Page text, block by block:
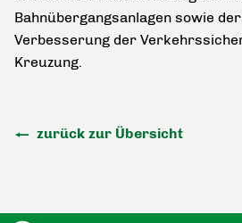
Bahnübergangsanlagen sowie
Verbesserung der
Kreuzung.
zurück zur Übersicht